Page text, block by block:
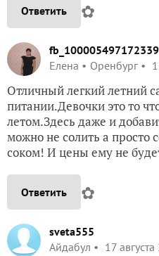
Ответить ✿
fb_100005497172339
Елена
Оренбург
Отличный легкий летний
питании.Девочки это то
летом.Здесь даже и
можно не солить а
соком! И цены ему не
Ответить ✿
sveta555
Айдабул
17